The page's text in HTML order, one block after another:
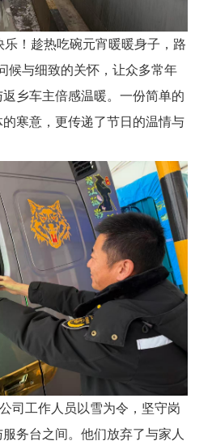
乐！趁热吃碗元宵暖暖身子，路
候与细致的关怀，让众多常年
乡车主倍感温暖。一份简单的
寒意，更传递了节日的温情与
司工作人员以雪为令，坚守岗
务台之间。他们放弃了与家人